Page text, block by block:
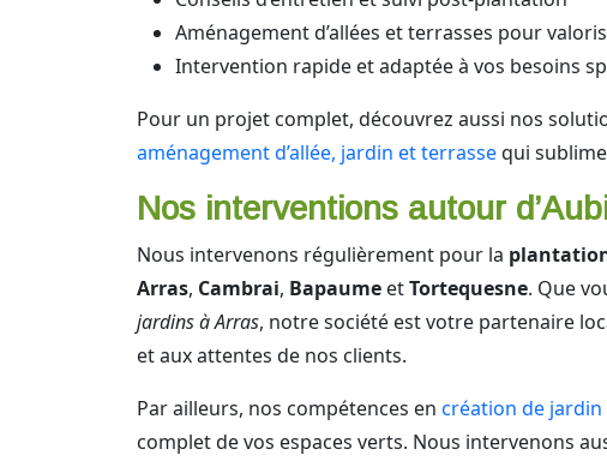
Aménagement d’allées et terrasses pour
Intervention rapide et adaptée à vos besoins
Pour un projet complet, découvrez aussi nos
aménagement d’allée, jardin et terrassequi
Nos interventions autour
Nous intervenons régulièrement pour la
Arras, Cambrai, Bapaume etTortequesne. Que
jardins à Arras, notre société est votre partenaire
et aux attentes de nos clients.
Par ailleurs, nos compétences en création de jardin
complet de vos espaces verts. Nous intervenons